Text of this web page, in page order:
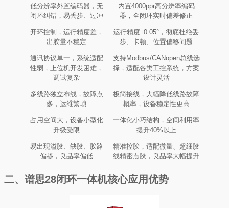
低分辨率外置编码器，无
闭环纠错，易丢步、过冲
内置4000ppr高分辨率编码
器，全闭环实时偏差修正
开环控制，运行精度差，
出胶量不稳定
运行精度±0.05°，彻底杜绝丢
步、卡顿、位置偏移问题
通讯协议单一，系统适配
性弱，上位机开发困难，
调试复杂
支持Modbus/CANopen总线选
择，适配各类工控系统，方案
设计灵活
多线路独立布线，故障点
多，运维繁琐
极简接线，大幅降低线路故障
概率，设备稳定性更高
占用空间大，设备小型化
升级受限
一体化小巧结构，空间利用率
提升40%以上
易出现溢胶、缺胶、胶路
偏移，良品率偏低
精准控胶，适配微量、超细胶
线精密点胶，良品率大幅提升
二、谱思28闭环一体机核心应用优势